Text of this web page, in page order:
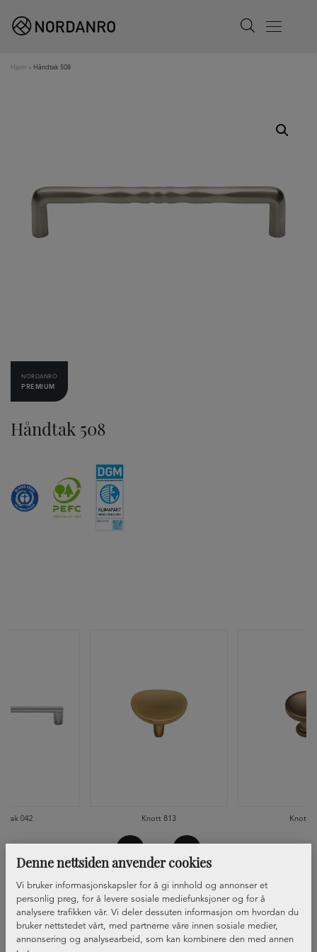
Denne nettsiden anvender cookies
Vi bruker informasjonskapsler for å gi innhold og annonser et
personlig preg, for å levere sosiale mediefunksjoner og for å
analysere trafikken vår. Vi deler dessuten informasjon om hvordan du
bruker nettstedet vårt, med partnerne våre innen sosiale medier,
annonsering og analysearbeid, som kan kombinere den med annen
Search
Menu
Hjem » Håndtak 508
Håndtak 508
NORDANRO
PREMIUM
042 Knott 813 Knott